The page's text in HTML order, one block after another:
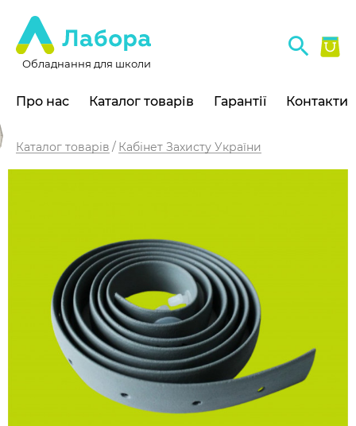
Обладнання для школи
Про нас Каталог товарів Гарантії Контакти
Каталог товарів Кабінет Захисту України